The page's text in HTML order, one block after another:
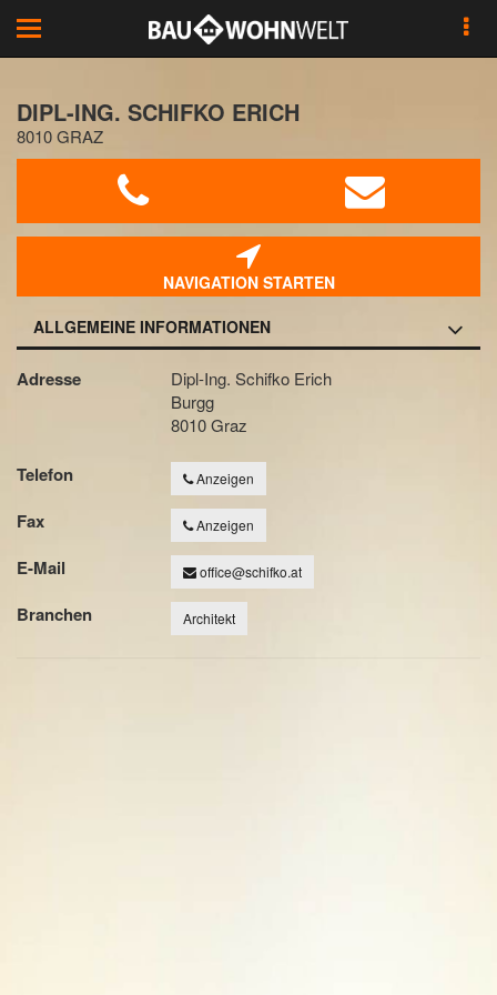
Toggle
navigation
DIPL-ING. SCHIFKO ERICH
8010 GRAZ
NAVIGATION STARTEN
ALLGEMEINE INFORMATIONEN
Adresse
Dipl-Ing. Schifko Erich
Burgg
8010 Graz
Telefon Anzeigen
Fax Anzeigen
E-Mail office@schifko.at
Branchen Architekt